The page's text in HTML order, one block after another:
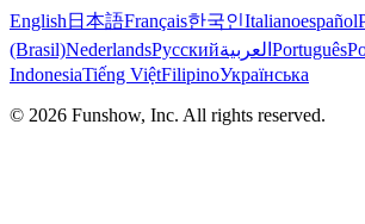
English 日本語Français한국인Italianoespañol
(Brasil)NederlandsРусскийالعربية Português
IndonesiaTiếng ViệtFilipinoУкраїнська
© 2026 Funshow, Inc. All rights reserved.